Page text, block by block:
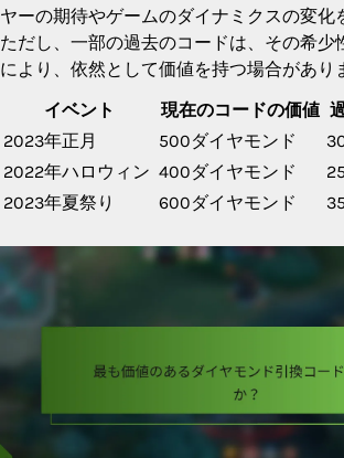
ヤーの期待やゲームのダイナミクスの変化
ただし、一部の過去のコードは、その希少
により、依然として価値を持つ場合があり
イベント
現在のコードの価値
2023年正月
500ダイヤモンド
2022年ハロウィン 400ダイヤモンド
2023年夏祭り
600ダイヤモンド